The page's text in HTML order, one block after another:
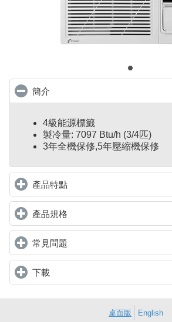
簡介
4級能源標籤
製冷量: 7097 Btu/h (3/4匹)
3年全機保修,5年壓縮機保修
產品特點click to expand contents
產品規格
常見問題
下載click to expand contents
桌面版 English